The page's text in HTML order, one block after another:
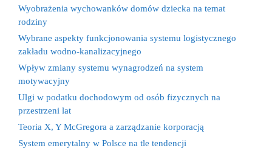
Wyobrażenia wychowanków domów dziecka na temat
rodziny
Wybrane aspekty funkcjonowania systemu logistycznego
zakładu wodno-kanalizacyjnego
Wpływ zmiany systemu wynagrodzeń na system
motywacyjny
Ulgi w podatku dochodowym od osób fizycznych na
przestrzeni lat
Teoria X, Y McGregora a zarządzanie korporacją
System emerytalny w Polsce na tle tendencji